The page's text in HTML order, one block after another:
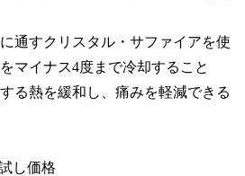
通すクリスタル・サファイアを使
マイナス4度まで冷却すること
る熱を緩和し、痛みを軽減できる
し価格